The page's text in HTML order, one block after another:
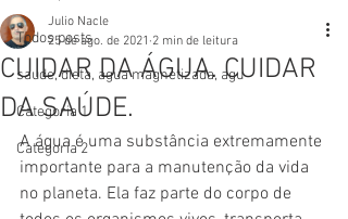
Todos posts
saude, dieta, agua magnetizada, agu
Categoria 1
Categoria 2
CUIDAR DA ÁGUA. CUIDAR
DA SAÚDE.
Julio Nacle
25 de ago. de 2021 2 min de leitura
A água é uma substância extremamente
importante para a manutenção da vida
no planeta. Ela faz parte do corpo de